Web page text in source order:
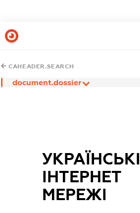
CAHEADER.SEARCH
document.dossier
УКРАЇНСЬКІ
ІНТЕРНЕТ
МЕРЕЖІ